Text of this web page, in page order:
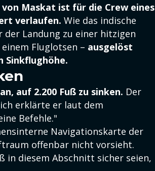
Maskat ist für die Crew eines
verlaufen. Wie das indische
Landung zu einer hitzigen
Fluglotsen – ausgelöst
Sinkflughöhe.
an, auf 2.200 Fuß zu sinken. Der
erklärte er laut dem
Befehle."
Navigationskarte der
offenbar nicht vorsieht.
in diesem Abschnitt sicher seien,